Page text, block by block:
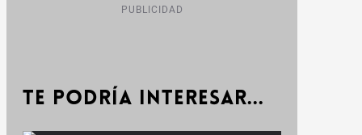
PUBLICIDAD
Te podría interesar...